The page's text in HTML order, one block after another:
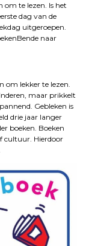
om te lezen. Is het
dag van de
uitgeroepen.
naar
om lekker te lezen.
maar prikkelt
Gebleken is
drie jaar langer
boeken. Boeken
cultuur. Hierdoor